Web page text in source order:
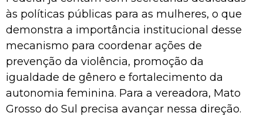
às políticas públicas para as mulheres, o que
demonstra a importância institucional desse
mecanismo para coordenar ações de
prevenção da violência, promoção da
igualdade de gênero e fortalecimento da
autonomia feminina. Para a vereadora, Mato
Grosso do Sul precisa avançar nessa direção.